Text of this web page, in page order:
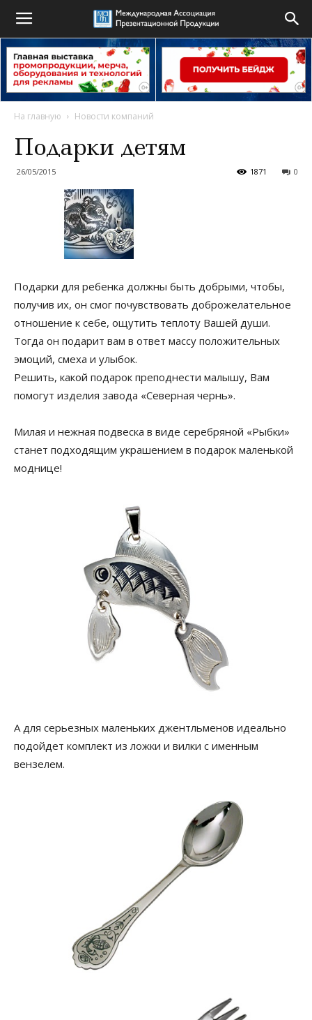
На главную Новости компаний
Подарки детям
26/05/2015 0
1871
Подарки для ребенка должны быть добрыми, чтобы,
получив их, он смог почувствовать доброжелательное
отношение к себе, ощутить теплоту Вашей души.
Тогда он подарит вам в ответ массу положительных
эмоций, смеха и улыбок.
Решить, какой подарок преподнести малышу, Вам
помогут изделия завода «Северная чернь».
Милая и нежная подвеска в виде серебряной «Рыбки»
станет подходящим украшением в подарок маленькой
моднице!
А для серьезных маленьких джентльменов идеально
подойдет комплект из ложки и вилки с именным
вензелем.